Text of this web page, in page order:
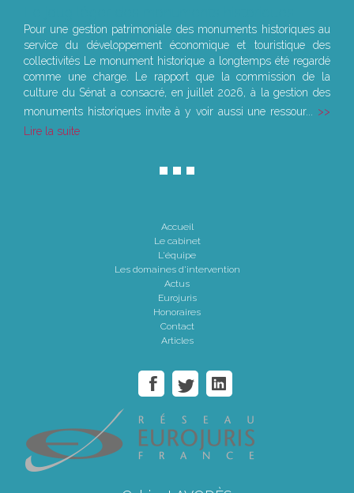
Pour une gestion patrimoniale des monuments historiques au
service du développement économique et touristique des
collectivités Le monument historique a longtemps été regardé
comme une charge. Le rapport que la commission de la
culture du Sénat a consacré, en juillet 2026, à la gestion des
monuments historiques invite à y voir aussi une ressour...
Lire la suite
Accueil
Le cabinet
L'équipe
Les domaines d'intervention
Actus
Eurojuris
Honoraires
Contact
Articles